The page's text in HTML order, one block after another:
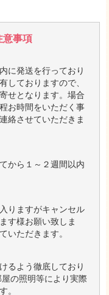
事項
に発送を行っており
しておりますので、
せとなります。場合
お時間をいただく事
絡させていただきま
から１～２週間以内
りますがキャンセル
す様お願い致しま
いただきます。
るよう徹底しており
の照明等により実際
。